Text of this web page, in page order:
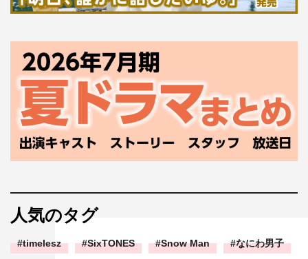
人気のタグ
timelesz SixTONES Snow Man なにわ男子